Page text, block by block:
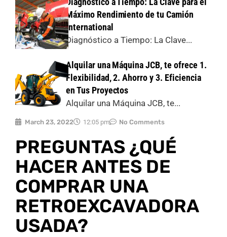
March 23, 2022 12:05 pm No Comments
PREGUNTAS ¿QUÉ
HACER ANTES DE
COMPRAR UNA
RETROEXCAVADORA
USADA?
Máximo Rendimiento de tu Camión
International
Diagnóstico a Tiempo: La Clave...
Alquilar una Máquina JCB, te ofrece 1.
Flexibilidad, 2. Ahorro y 3. Eficiencia
en Tus Proyectos
Alquilar una Máquina JCB, te...